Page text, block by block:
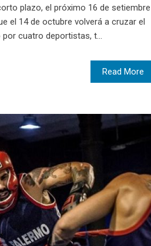
plazo, el próximo 16 de setiembre
el 14 de octubre volverá a cruzar el
cuatro deportistas, t...
Read More